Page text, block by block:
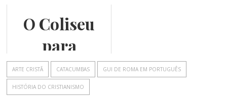
O Coliseu
para
brasileiros
ARTE CRISTÃ CATACUMBAS GUI DE ROMA EM PORTUGUÊS
HISTÓRIA DO CRISTIANISMO